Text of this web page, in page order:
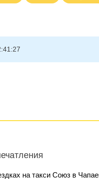
на такси Союз в